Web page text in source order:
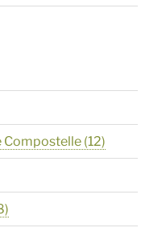
Compostelle (12)